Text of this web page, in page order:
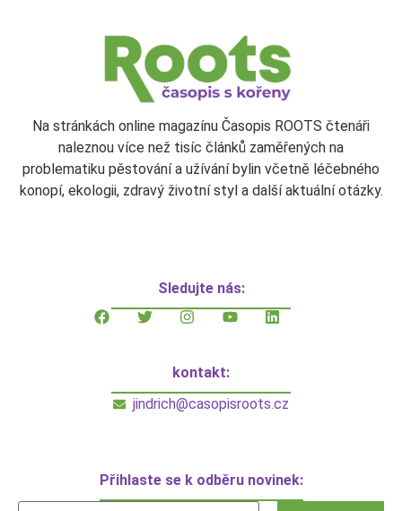
Na stránkách online magazínu Časopis ROOTS čtenáři
naleznou více než tisíc článků zaměřených na
problematiku pěstování a užívání bylin včetně léčebného
konopí, ekologii, zdravý životní styl a další aktuální otázky.
Sledujte nás:
kontakt:
jindrich@casopisroots.cz
Přihlaste se k odběru novinek: